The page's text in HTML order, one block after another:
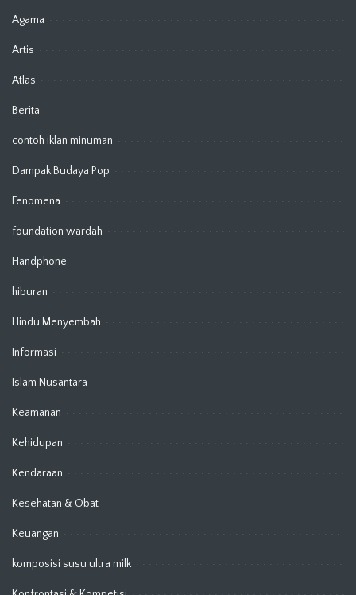
Agama
Artis
Atlas
Berita
contoh iklan minuman
Dampak Budaya Pop
Fenomena
foundation wardah
Handphone
hiburan
Hindu Menyembah
Informasi
Islam Nusantara
Keamanan
Kehidupan
Kendaraan
Kesehatan & Obat
Keuangan
komposisi susu ultra milk